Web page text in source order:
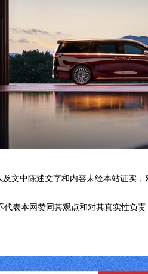
文中陈述文字和内容未经本站证实
表本网赞同其观点和对其真实性负